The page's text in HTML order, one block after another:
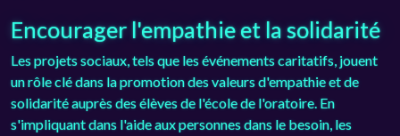
Encourager l'empathie et la solidarité
Les projets sociaux, tels que les événements caritatifs, jouent
un rôle clé dans la promotion des valeurs d'empathie et de
solidarité auprès des élèves de l'école de l'oratoire. En
s'impliquant dans l'aide aux personnes dans le besoin, les